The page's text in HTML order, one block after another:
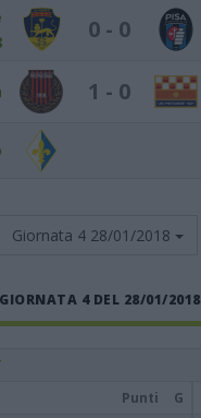
0 - 0
1 - 0
Giornata 4 28/01/2018
4 DEL 28/01/2018
Punti G